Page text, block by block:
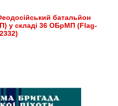
батальйон
у складі 36 ОБрМП (Flag-